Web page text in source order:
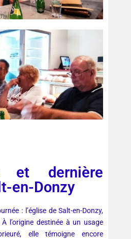
et dernière
en-Donzy
: l’église de Salt-en-Donzy,
l’origine destinée à un usage
elle témoigne encore